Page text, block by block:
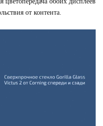
от контента.